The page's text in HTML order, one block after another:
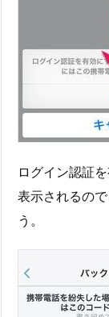
ログイン認証
表示されるの
う。